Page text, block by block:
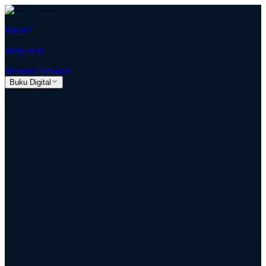
HKBP
hkbp.or.id
BerandaAlmanak
Buku Digital